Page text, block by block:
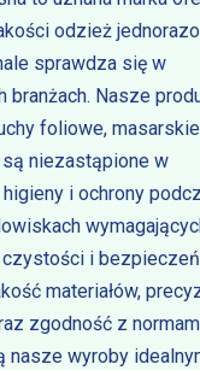
odzież
sprawdza się w
branżach. Nasze
foliowe,
są niezastąpione w
i ochrony
i
materiałów,
zgodność z
nasze wyroby